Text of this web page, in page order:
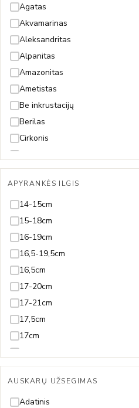
Agatas
Akvamarinas
Aleksandritas
Alpanitas
Amazonitas
Ametistas
Be inkrustacijų
Berilas
Cirkonis
Deimantas
Gintaras
Granatas
Hematitas
Juodmedis
Juvelyrinė emalė
Koralas
Kvarcas
Lazuritas
Malachitas
Nefritas
Oniksas
Opalas
Perlas ir Perlamutras
APYRANKĖS ILGIS
14-15cm
15-18cm
16-19cm
16,5-19,5cm
16,5cm
17-20cm
17-21cm
17,5cm
17cm
18-21cm
18-22cm
18,5-21,5cm
AUSKARŲ UŽSEGIMAS
Adatinis